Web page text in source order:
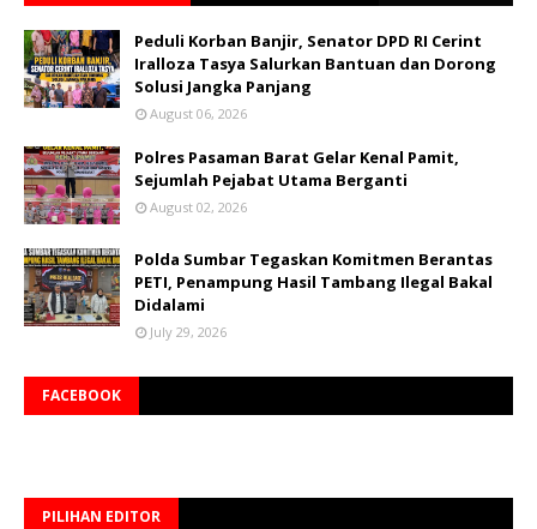
Peduli Korban Banjir, Senator DPD RI Cerint
Iralloza Tasya Salurkan Bantuan dan Dorong
Solusi Jangka Panjang
August 06, 2026
Polres Pasaman Barat Gelar Kenal Pamit,
Sejumlah Pejabat Utama Berganti
August 02, 2026
Polda Sumbar Tegaskan Komitmen Berantas
PETI, Penampung Hasil Tambang Ilegal Bakal
Didalami
July 29, 2026
FACEBOOK
PILIHAN EDITOR